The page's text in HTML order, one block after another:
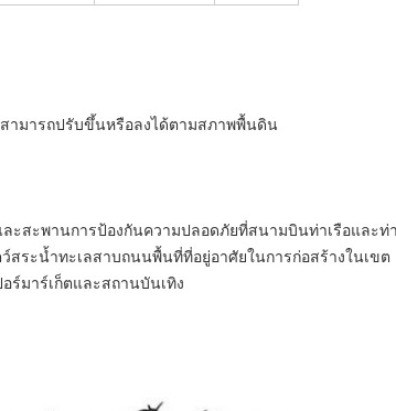
ามารถปรับขึ้นหรือลงได้ตามสภาพพื้นดิน
ะสะพานการป้องกันความปลอดภัยที่สนามบินท่าเรือและท่า
ระน้ำทะเลสาบถนนพื้นที่ที่อยู่อาศัยในการก่อสร้างในเขต
ร์มาร์เก็ตและสถานบันเทิง